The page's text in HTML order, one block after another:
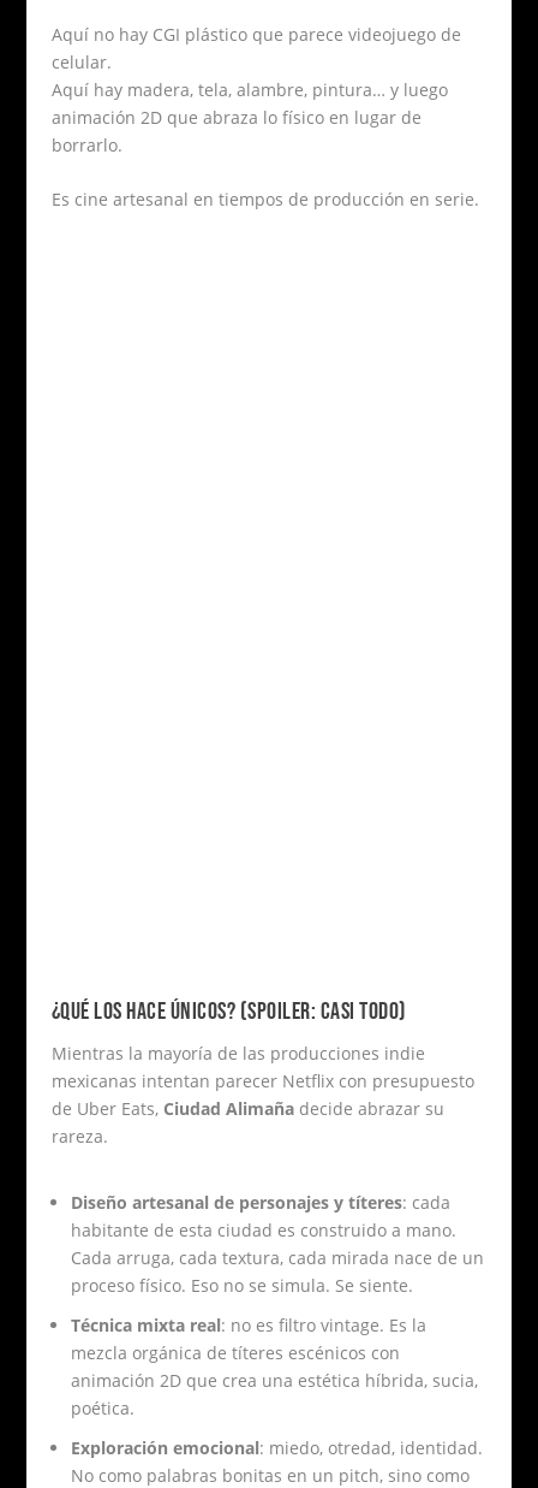
Aquí no hay CGI plástico que parece videojuego de
celular.
Aquí hay madera, tela, alambre, pintura… y luego
animación 2D que abraza lo físico en lugar de
borrarlo.
Es cine artesanal en tiempos de producción en serie.
¿QUÉ LOS HACE ÚNICOS? (SPOILER: CASI TODO)
Mientras la mayoría de las producciones indie
mexicanas intentan parecer Netflix con presupuesto
de Uber Eats, Ciudad Alimañadecide abrazar su
rareza.
Diseño artesanal de personajes y títeres: cada
habitante de esta ciudad es construido a mano.
Cada arruga, cada textura, cada mirada nace de un
proceso físico. Eso no se simula. Se siente.
Técnica mixta real: no es filtro vintage. Es la
mezcla orgánica de títeres escénicos con
animación 2D que crea una estética híbrida, sucia,
poética.
Exploración emocional: miedo, otredad, identidad.
No como palabras bonitas en un pitch, sino como